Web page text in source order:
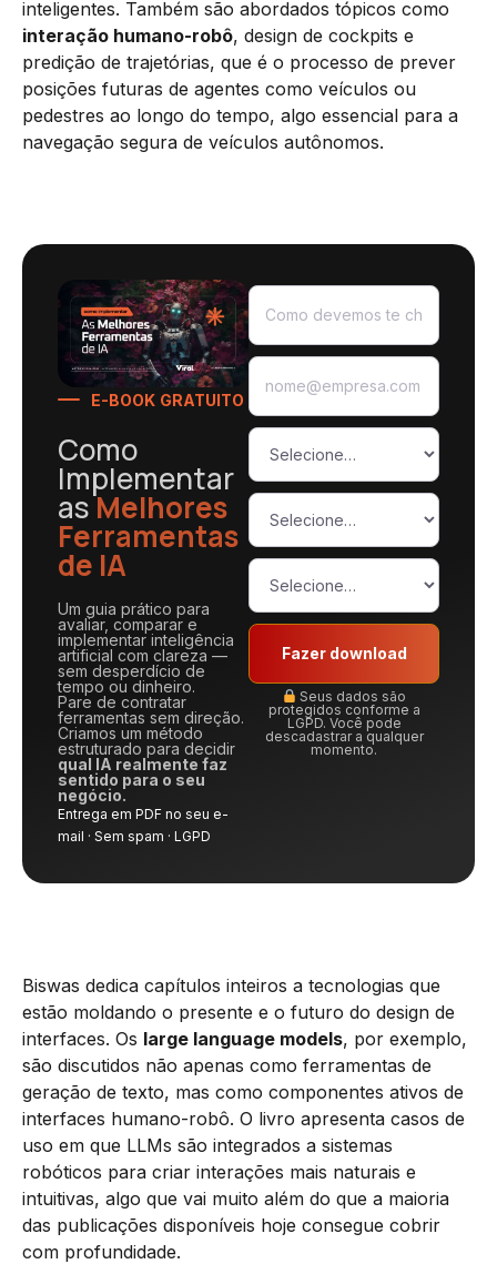
inteligentes. Também são abordados tópicos como
interação humano-robô, design de cockpits e
predição de trajetórias, que é o processo de prever
posições futuras de agentes como veículos ou
pedestres ao longo do tempo, algo essencial para a
navegação segura de veículos autônomos.
E-BOOK GRATUITO
Como
Implementar
asMelhores
Ferramentas
de IA
Um guia prático para
avaliar, comparar e
implementar inteligência
artificial com clareza —
sem desperdício de
tempo ou dinheiro.
Pare de contratar
ferramentas sem direção.
Criamos um método
estruturado para decidir
qual IA realmente faz
sentido para o seu
negócio.
Entrega em PDF no seu e-
mail · Sem spam · LGPD
Fazer download
Seus dados são
protegidos conforme a
LGPD. Você pode
descadastrar a qualquer
momento.
Biswas dedica capítulos inteiros a tecnologias que
estão moldando o presente e o futuro do design de
interfaces. Os large language models, por exemplo,
são discutidos não apenas como ferramentas de
geração de texto, mas como componentes ativos de
interfaces humano-robô. O livro apresenta casos de
uso em que LLMs são integrados a sistemas
robóticos para criar interações mais naturais e
intuitivas, algo que vai muito além do que a maioria
das publicações disponíveis hoje consegue cobrir
com profundidade.